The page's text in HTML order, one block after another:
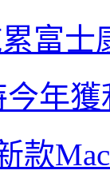
富士
年獲
款